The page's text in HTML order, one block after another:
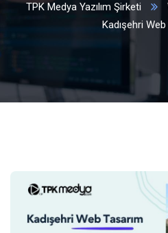
TPK Medya Yazılım Şirketi
Kadışehri